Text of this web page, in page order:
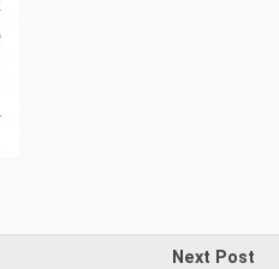
Next Post